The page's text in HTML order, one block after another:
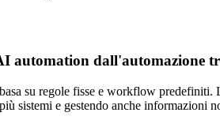
automation dall'automazione
su regole fisse e workflow
sistemi e gestendo anche informazioni